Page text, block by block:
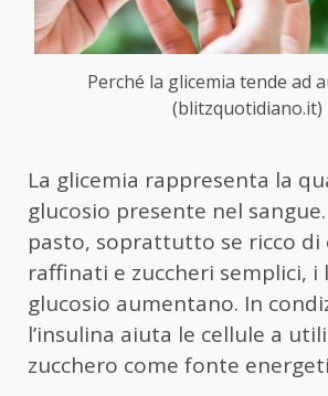
Perché la glicemia tende ad
(blitzquotidiano.it)
La glicemia rappresenta la
glucosio presente nel
pasto, soprattutto se ricco
raffinati e zuccheri semplici, i
glucosio aumentano. In
l’insulina aiuta le cellule a
zucchero come fonte